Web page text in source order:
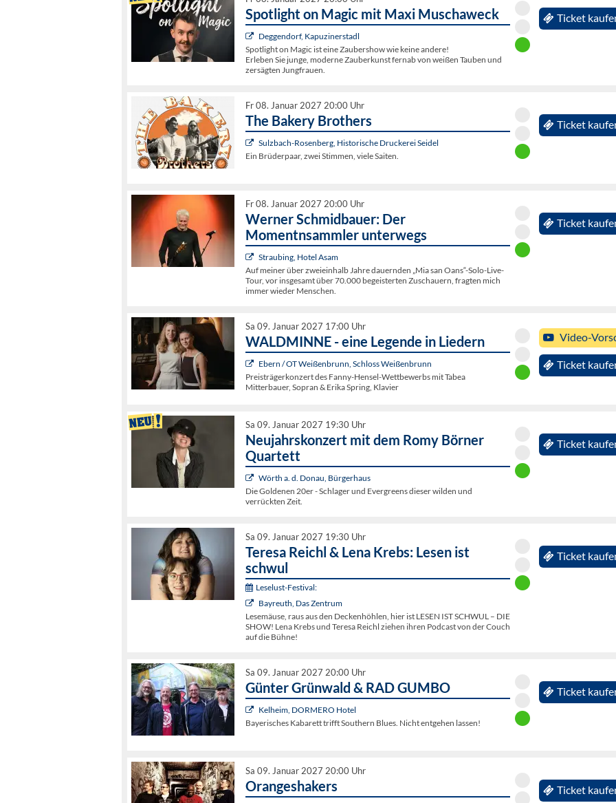
Spotlight on Magic mit Maxi Muschaweck
Deggendorf, Kapuzinerstadl
Spotlight on Magic ist eine Zaubershow wie keine andere!
Erleben Sie junge, moderne Zauberkunst fernab von weißen Tauben und
zersägten Jungfrauen.
Ticket
Fr 08. Januar 2027 20:00 Uhr
The Bakery Brothers
Sulzbach-Rosenberg, Historische Druckerei Seidel
Ein Brüderpaar, zwei Stimmen, viele Saiten.
Ticket
Fr 08. Januar 2027 20:00 Uhr
Werner Schmidbauer: Der
Momentnsammler unterwegs
Straubing, Hotel Asam
Auf meiner über zweieinhalb Jahre dauernden „Mia san Oans“-Solo-Live-
Tour, vor insgesamt über 70.000 begeisterten Zuschauern, fragten mich
immer wieder Menschen.
Ticket
Sa 09. Januar 2027 17:00 Uhr
WALDMINNE - eine Legende in Liedern
Ebern / OT Weißenbrunn, Schloss Weißenbrunn
Preisträgerkonzert des Fanny-Hensel-Wettbewerbs mit Tabea
Mitterbauer, Sopran & Erika Spring, Klavier
Video-
Ticket
Sa 09. Januar 2027 19:30 Uhr
Neujahrskonzert mit dem Romy Börner
Quartett
Wörth a. d. Donau, Bürgerhaus
Die Goldenen 20er - Schlager und Evergreens dieser wilden und
verrückten Zeit.
Ticket
Sa 09. Januar 2027 19:30 Uhr
Teresa Reichl & Lena Krebs: Lesen ist
schwul
Leselust-Festival:
Bayreuth, Das Zentrum
Lesemäuse, raus aus den Deckenhöhlen, hier ist LESEN IST SCHWUL – DIE
SHOW! Lena Krebs und Teresa Reichl ziehen ihren Podcast von der Couch
auf die Bühne!
Ticket
Sa 09. Januar 2027 20:00 Uhr
Günter Grünwald & RAD GUMBO
Kelheim, DORMERO Hotel
Bayerisches Kabarett trifft Southern Blues. Nicht entgehen lassen!
Ticket
Sa 09. Januar 2027 20:00 Uhr
Orangeshakers Ticket